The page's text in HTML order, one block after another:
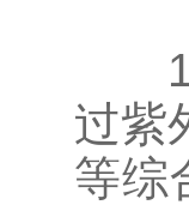
过紫
等综